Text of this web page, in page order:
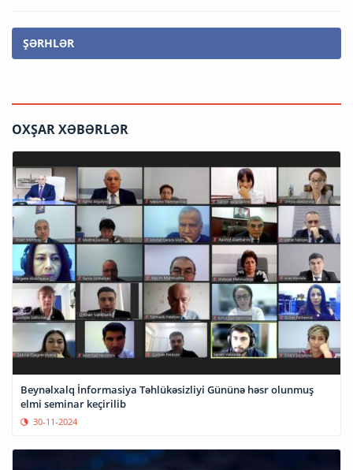
ŞƏRHLƏR
OXŞAR XƏBƏRLƏR
Beynəlxalq İnformasiya Təhlükəsizliyi Gününə həsr olunmuş
elmi seminar keçirilib
30-11-2024